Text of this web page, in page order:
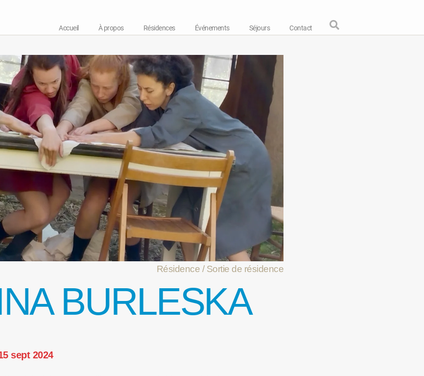
Accueil À propos Résidences Événements Séjours Contact
Résidence / Sortie de résidence
BURLESKA
sept 2024